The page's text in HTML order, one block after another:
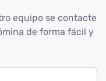
equipo se contacte
de forma fácil y